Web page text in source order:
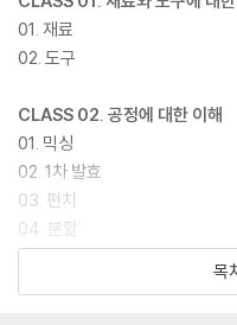
01. 재료
02. 도구
CLASS 02. 공정에 대한 이해
01. 믹싱
02. 1차 발효
03. 펀치
04. 분할
05. 벤치 타임
목